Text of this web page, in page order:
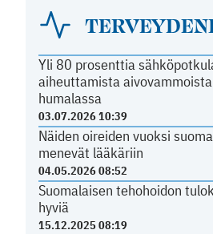
Yli 80 prosenttia
aiheuttamista
humalassa
03.07.2026 10:39
Näiden oireiden vuoksi
menevät lääkäriin
04.05.2026 08:52
Suomalaisen tehohoidon
hyviä
15.12.2025 08:19